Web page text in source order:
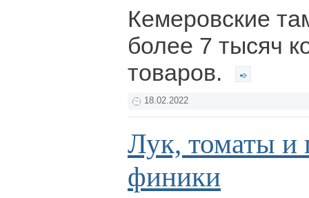
Кемеровские
более 7 тысяч
товаров.
18.02.2022
Лук, томаты и
финики